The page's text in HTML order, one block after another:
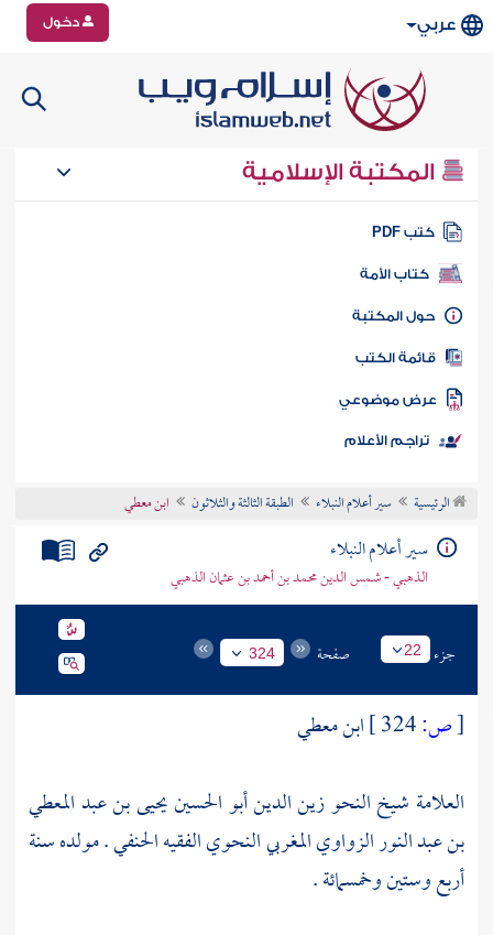
عربي دخول
المكتبة الإسلامية
كتب PDF
كتاب الأمة
المكتبة
الكتب
موضوعي
تراجم الأعلام
الرئيسية سير أعلام النبلاء الطبقة الثالثة والثلاثون ابن معطي
سير أعلام النبلاء
الذهبي - شمس الدين محمد بن أحمد بن عثمان الذهبي
جزء 22 صفحة 324
[ص:
ابن معطي
العلامة شيخ النحو زين الدين أبو الحسين يحيى بن عبد المعطي
بن عبد النور الزواوي المغربي النحوي الفقيه الحنفي . مولده سنة
أربع وستين وخمسمائة .